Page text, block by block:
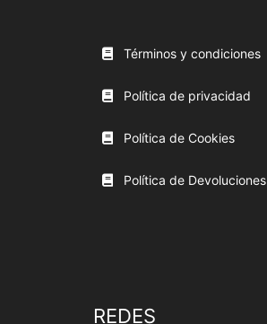
Términos y condiciones
Política de privacidad
Política de Cookies
Política de Devoluciones
REDES